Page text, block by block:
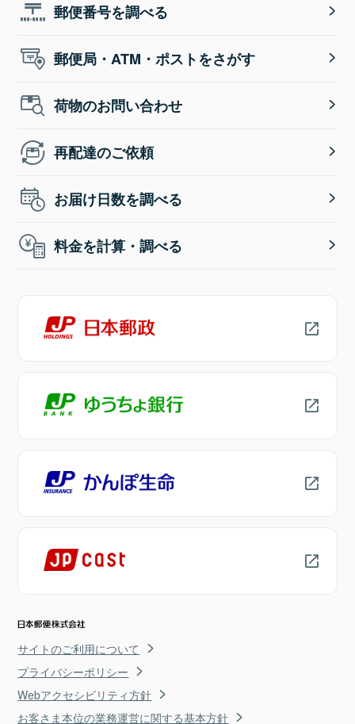
郵便番号を調べる
郵便局・ATM・ポストをさがす
荷物のお問い合わせ
再配達のご依頼
お届け日数を調べる
料金を計算・調べる
サイトのご利用について
プライバシーポリシー
Webアクセシビリティ方針
お客さま本位の業務運営に関する基本方針